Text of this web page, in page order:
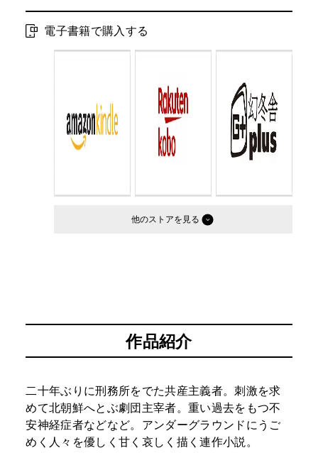
電子書籍で購入する
他のストア
作品紹介
二十年ぶりに刑務所をでた共産主義者。刺激を求
めて北朝鮮へとぶ劇団主宰者。重い過去をもつ不
安神経症者などなど。アンダーグラウンドにうご
めく人々を優しく甘く哀しく描く連作小説。